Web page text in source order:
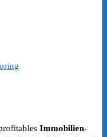
Immobilien-